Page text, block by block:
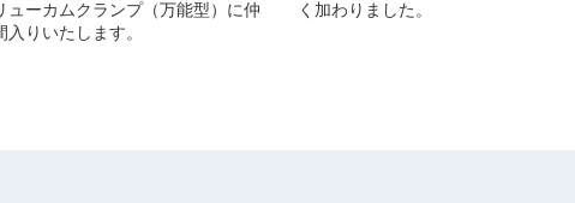
ューカムクランプ（万能型）に仲
入りいたします。
く加わりました。